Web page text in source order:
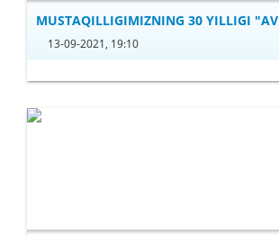
MUSTAQILLIGIMIZNING 30 YILLIGI
13-09-2021, 19:10